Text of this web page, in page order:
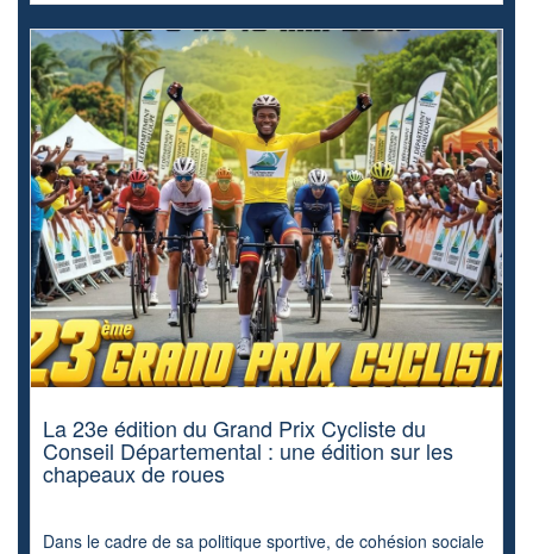
La 23e édition du Grand Prix Cycliste du
Conseil Départemental : une édition sur les
chapeaux de roues
Dans le cadre de sa politique sportive, de cohésion sociale